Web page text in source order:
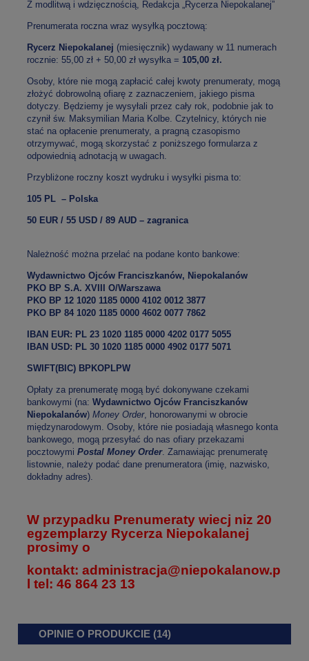
Z modlitwą i wdzięcznością, Redakcja „Rycerza Niepokalanej”
Prenumerata roczna wraz wysyłką pocztową:
Rycerz Niepokalanej (miesięcznik) wydawany w 11 numerach
rocznie: 55,00 zł + 50,00 zł wysyłka = 105,00 zł.
Osoby, które nie mogą zapłacić całej kwoty prenumeraty, mogą
złożyć dobrowolną ofiarę z zaznaczeniem, jakiego pisma
dotyczy. Będziemy je wysyłali przez cały rok, podobnie jak to
czynił św. Maksymilian Maria Kolbe. Czytelnicy, których nie
stać na opłacenie prenumeraty, a pragną czasopismo
otrzymywać, mogą skorzystać z poniższego formularza z
odpowiednią adnotacją w uwagach.
Przybliżone roczny koszt wydruku i wysyłki pisma to:
105 PL – Polska
50 EUR / 55 USD / 89 AUD – zagranica
Należność można przelać na podane konto bankowe:
Wydawnictwo Ojców Franciszkanów, Niepokalanów
PKO BP S.A. XVIII O/Warszawa
PKO BP 12 1020 1185 0000 4102 0012 3877
PKO BP 84 1020 1185 0000 4602 0077 7862
IBAN EUR: PL 23 1020 1185 0000 4202 0177 5055
IBAN USD: PL 30 1020 1185 0000 4902 0177 5071
SWIFT(BIC) BPKOPLPW
Opłaty za prenumeratę mogą być dokonywane czekami
bankowymi (na: Wydawnictwo Ojców Franciszkanów
Niepokalanów) Money Order, honorowanymi w obrocie
międzynarodowym. Osoby, które nie posiadają własnego konta
bankowego, mogą przesyłać do nas ofiary przekazami
pocztowymi Postal Money Order. Zamawiając prenumeratę
listownie, należy podać dane prenumeratora (imię, nazwisko,
dokładny adres).
W przypadku Prenumeraty wiecj niz 20
egzemplarzy Rycerza Niepokalanej
prosimy o
kontakt: administracja@niepokalanow.p
l tel: 46 864 23 13
OPINIE O PRODUKCIE (14)